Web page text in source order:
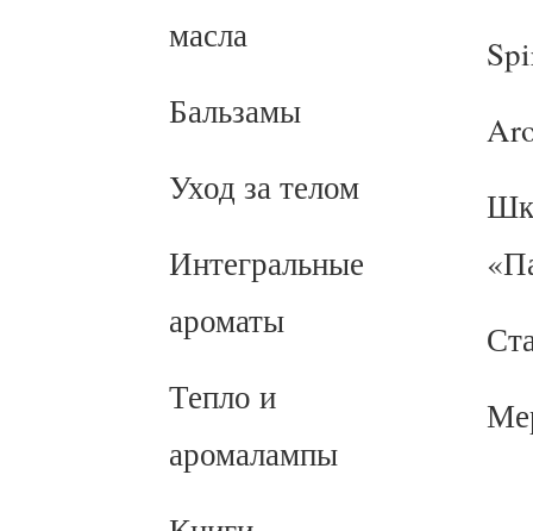
масла
Бальзамы
Уход за телом
Интегральные
ароматы
Тепло и
аромалампы